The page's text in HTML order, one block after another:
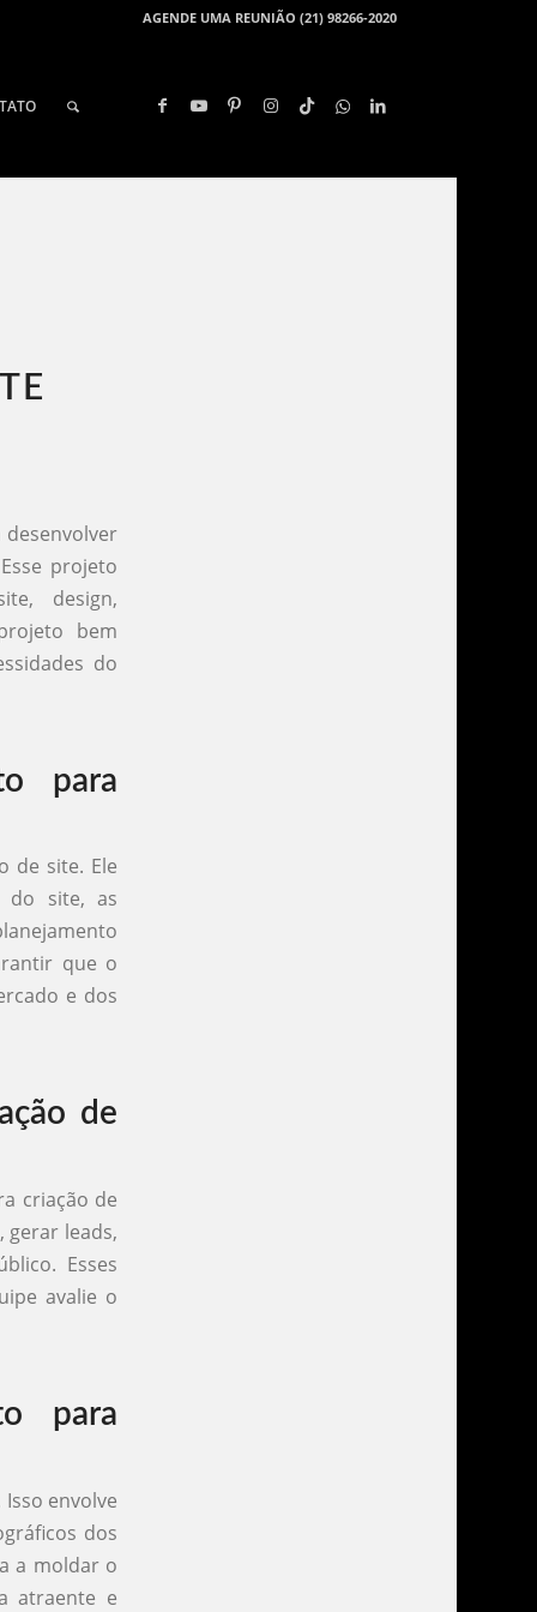
AGENDE UMA REUNIÃO (21) 98266-2020
projeto
design,
bem
do
para
de site. Ele
do site, as
que o
e dos
de
criação de
gerar leads,
Esses
avalie o
para
envolve
dos
a moldar o
atraente e